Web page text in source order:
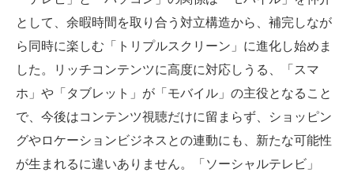
として、余暇時間を取り合う対立構造から、補完しなが
ら同時に楽しむ「トリプルスクリーン」に進化し始めま
した。リッチコンテンツに高度に対応しうる、「スマ
ホ」や「タブレット」が「モバイル」の主役となること
で、今後はコンテンツ視聴だけに留まらず、ショッピン
グやロケーションビジネスとの連動にも、新たな可能性
が生まれるに違いありません。「ソーシャルテレビ」